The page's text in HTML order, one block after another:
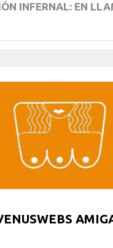
INFERNAL: EN